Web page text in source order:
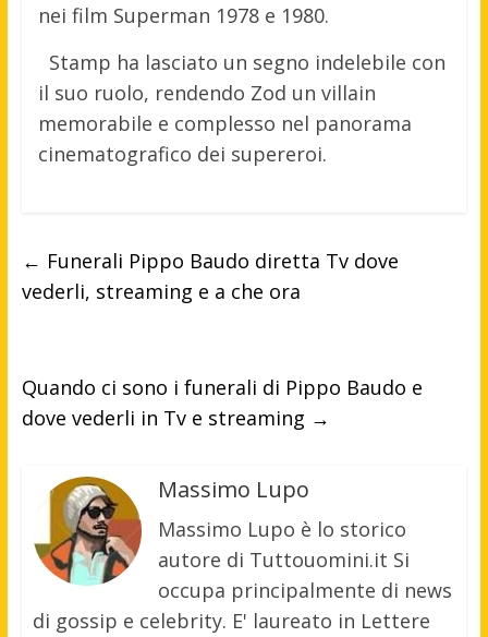
nei film Superman 1978 e 1980.
Stamp ha lasciato un segno indelebile con
il suo ruolo, rendendo Zod un villain
memorabile e complesso nel panorama
cinematografico dei supereroi.
← Funerali Pippo Baudo diretta Tv dove
vederli, streaming e a che ora
Quando ci sono i funerali di Pippo Baudo e
dove vederli in Tv e streaming →
Massimo Lupo
Massimo Lupo è lo storico
autore di Tuttouomini.it Si
occupa principalmente di news
di gossip e celebrity. E' laureato in Lettere